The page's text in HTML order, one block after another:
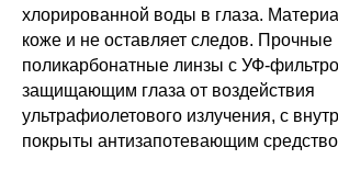
хлорированной воды в глаза.
коже и не оставляет следов. Прочные
поликарбонатные линзы с УФ-
защищающим глаза от воздействия
ультрафиолетового излучения, с
покрыты антизапотевающим